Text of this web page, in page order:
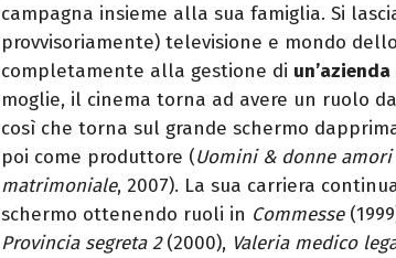
campagna insieme alla sua famiglia. Si
provvisoriamente) televisione e mondo
completamente alla gestione di
moglie, il cinema torna ad avere un ruolo
così che torna sul grande schermo
poi come produttore (Uomini & donne
matrimoniale, 2007). La sua carriera
schermo ottenendo ruoli in Commesse
Provincia segreta 2(2000), Valeria medico